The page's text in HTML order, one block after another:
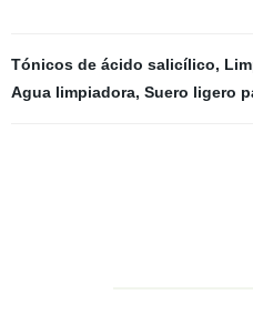
Tónicos de ácido salicílico,
Agua limpiadora, Suero ligero